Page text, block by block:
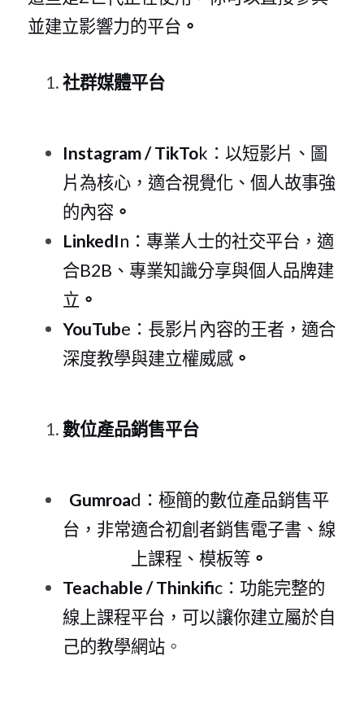
並建立影響力的平台 。
社群媒體平台
Instagram / TikTok：以短影片、圖
片為核心，適合視覺化、個人故事強
的內容。
LinkedIn：專業人士的社交平台，適
合B2B、專業知識分享與個人品牌建
立 。
YouTube：長影片內容的王者，適合
深度教學與建立權威感。
數位產品銷售平台
Gumroad：極簡的數位產品銷售平
台，非常適合初創者銷售電子書、線
上課程、模板等 。
Teachable / Thinkific：功能完整的
線上課程平台，可以讓你建立屬於自
己的教學網站。